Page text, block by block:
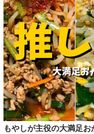
もやしが主役の大満足